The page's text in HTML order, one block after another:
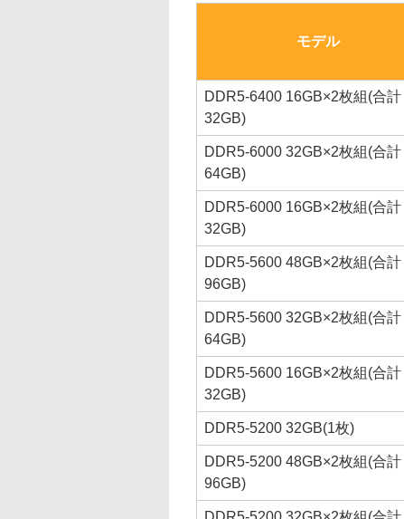
モデル
DDR5-6400 16GB×2枚組(合計
32GB)
DDR5-6000 32GB×2枚組(合計
64GB)
DDR5-6000 16GB×2枚組(合計
32GB)
DDR5-5600 48GB×2枚組(合計
96GB)
DDR5-5600 32GB×2枚組(合計
64GB)
DDR5-5600 16GB×2枚組(合計
32GB)
DDR5-5200 32GB(1枚)
DDR5-5200 48GB×2枚組(合計
96GB)